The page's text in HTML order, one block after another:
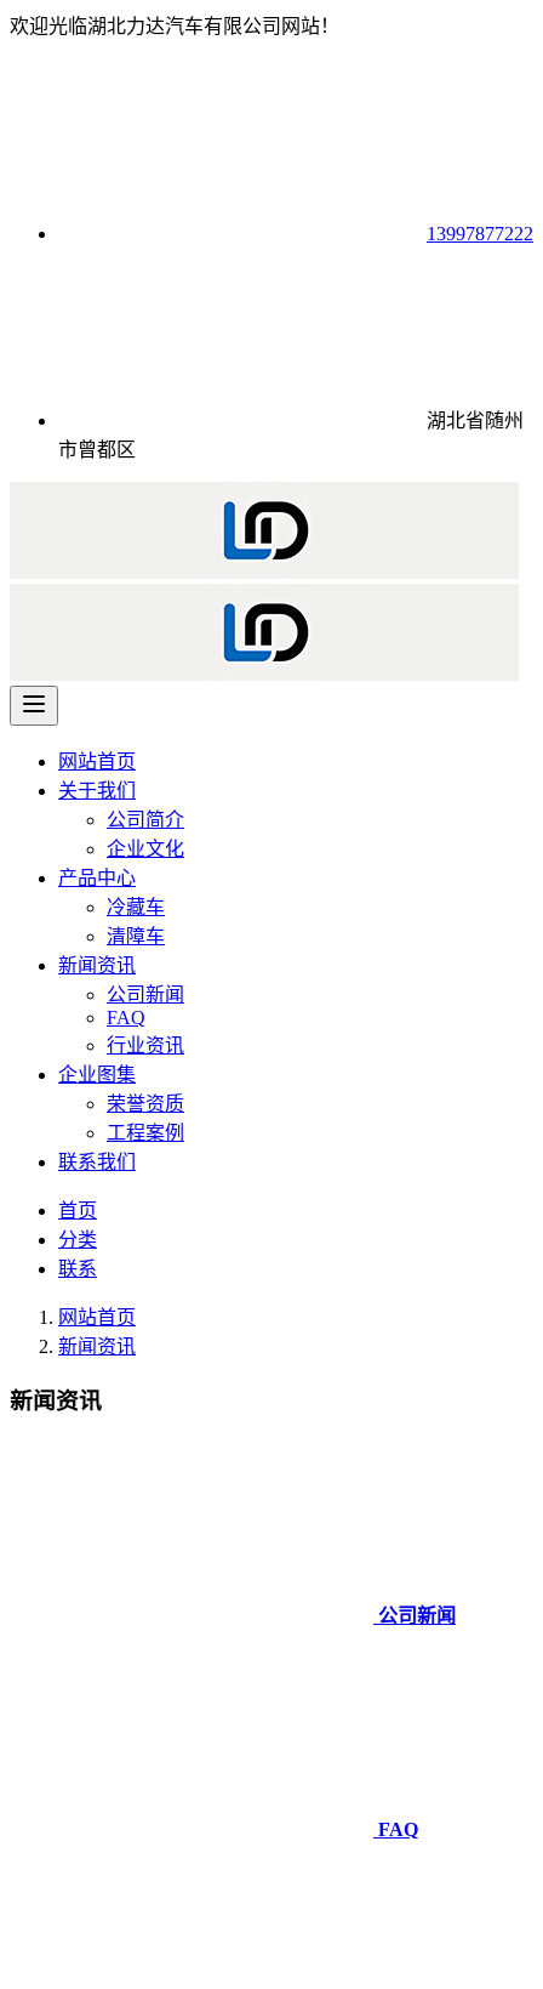
欢迎光临湖北力达汽车有限公司网站！
13997877222
湖北省随州
市曾都区
网站首页
关于我们
公司简介
企业文化
产品中心
冷藏车
清障车
新闻资讯
公司新闻
FAQ
行业资讯
企业图集
荣誉资质
工程案例
联系我们
首页
分类
联系
网站首页
新闻资讯
新闻资讯
公司新闻
FAQ